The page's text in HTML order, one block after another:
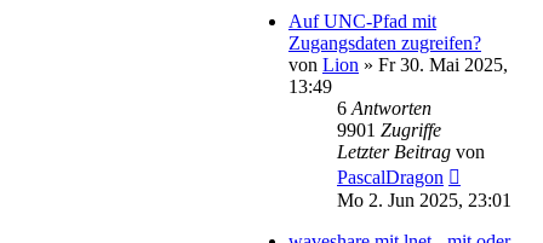
Auf UNC-Pfad mit
Zugangsdaten zugreifen?
von Lion » Fr 30. Mai 2025,
13:49
6 Antworten
9901 Zugriffe
Letzter Beitrag von
PascalDragon
Mo 2. Jun 2025, 23:01